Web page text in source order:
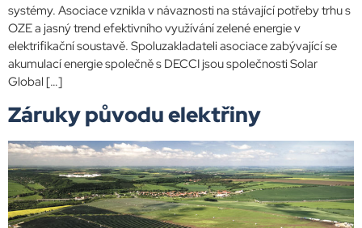
systémy. Asociace vznikla v návaznosti na stávající potřeby trhu s
OZE a jasný trend efektivního využívání zelené energie v
elektrifikační soustavě. Spoluzakladateli asociace zabývající se
akumulací energie společně s DECCI jsou společnosti Solar
Global […]
Záruky původu elektřiny